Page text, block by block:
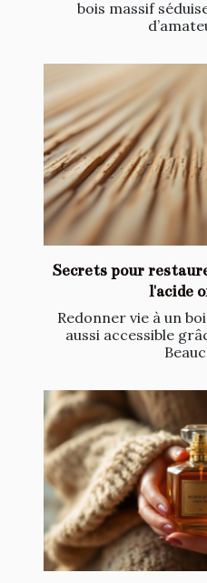
bois massif
Secrets pour
l'acide
Redonner vie à un
aussi accessible